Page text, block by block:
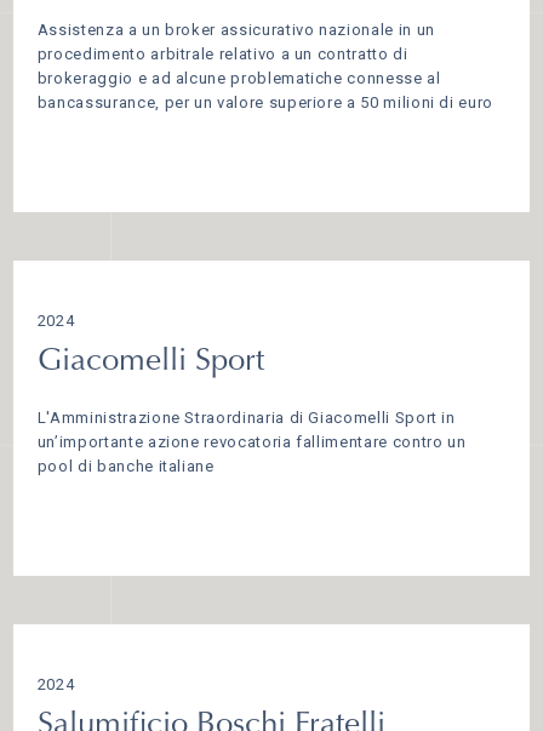
Assistenza a un broker assicurativo nazionale in un
procedimento arbitrale relativo a un contratto di
brokeraggio e ad alcune problematiche connesse al
bancassurance, per un valore superiore a 50 milioni di euro
2024
Giacomelli Sport
L'Amministrazione Straordinaria di Giacomelli Sport in
un’importante azione revocatoria fallimentare contro un
pool di banche italiane
2024